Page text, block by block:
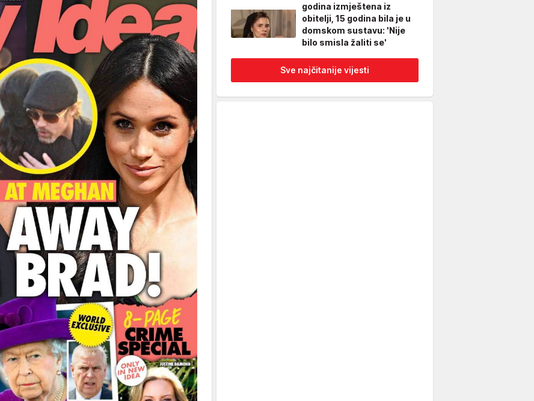
godina izmještena iz
obitelji, 15 godina bila je u
domskom sustavu: 'Nije
bilo smisla žaliti se'
Sve najčitanije vijesti